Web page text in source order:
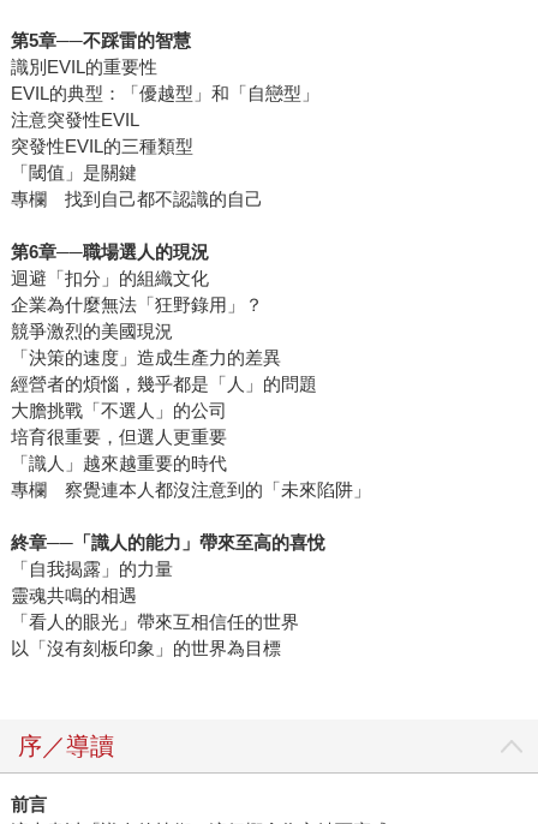
第5章──不踩雷的智慧
識別EVIL的重要性
EVIL的典型：「優越型」和「自戀型」
注意突發性EVIL
突發性EVIL的三種類型
「閾值」是關鍵
專欄 找到自己都不認識的自己
第6章──職場選人的現況
迴避「扣分」的組織文化
企業為什麼無法「狂野錄用」？
競爭激烈的美國現況
「決策的速度」造成生產力的差異
經營者的煩惱，幾乎都是「人」的問題
大膽挑戰「不選人」的公司
培育很重要，但選人更重要
「識人」越來越重要的時代
專欄 察覺連本人都沒注意到的「未來陷阱」
終章──「識人的能力」帶來至高的喜悅
「自我揭露」的力量
靈魂共鳴的相遇
「看人的眼光」帶來互相信任的世界
以「沒有刻板印象」的世界為目標
序／導讀
前言